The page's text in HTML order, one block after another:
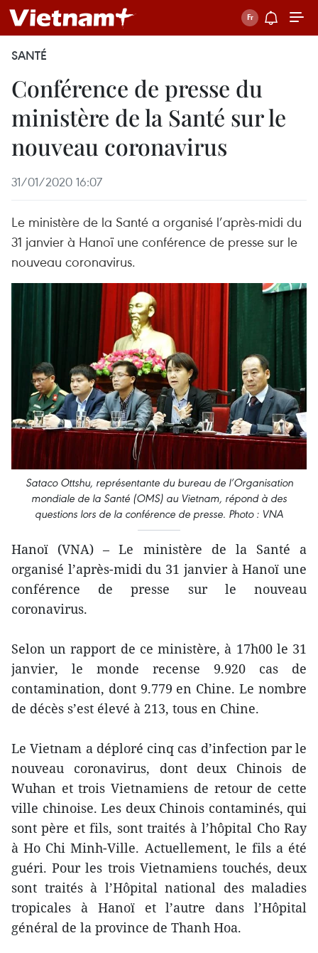
SANTÉ
Conférence de presse du
ministère de la Santé sur le
nouveau coronavirus
31/01/2020 16:07
Le ministère de la Santé a organisé l’après-midi du
31 janvier à Hanoï une conférence de presse sur le
nouveau coronavirus.
Sataco Ottshu, représentante du bureau de l’Organisation
mondiale de la Santé (OMS) au Vietnam, répond à des
questions lors de la conférence de presse. Photo : VNA
Hanoï (VNA) – Le ministère de la Santé a
organisé l’après-midi du 31 janvier à Hanoï une
conférence de presse sur le nouveau
coronavirus.
Selon un rapport de ce ministère, à 17h00 le 31
janvier, le monde recense 9.920 cas de
contamination, dont 9.779 en Chine. Le nombre
de décès s’est élevé à 213, tous en Chine.
Le Vietnam a déploré cinq cas d’infection par le
nouveau coronavirus, dont deux Chinois de
Wuhan et trois Vietnamiens de retour de cette
ville chinoise. Les deux Chinois contaminés, qui
sont père et fils, sont traités à l’hôpital Cho Ray
à Ho Chi Minh-Ville. Actuellement, le fils a été
guéri. Pour les trois Vietnamiens touchés, deux
sont traités à l’Hôpital national des maladies
tropicales à Hanoï et l’autre dans l’Hôpital
général de la province de Thanh Hoa.